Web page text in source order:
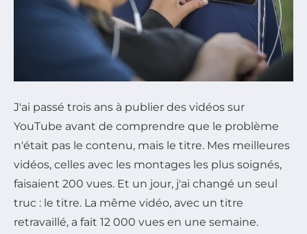
J'ai passé trois ans à publier des vidéos sur
YouTube avant de comprendre que le problème
n'était pas le contenu, mais le titre. Mes meilleures
vidéos, celles avec les montages les plus soignés,
faisaient 200 vues. Et un jour, j'ai changé un seul
truc : le titre. La même vidéo, avec un titre
retravaillé, a fait 12 000 vues en une semaine.